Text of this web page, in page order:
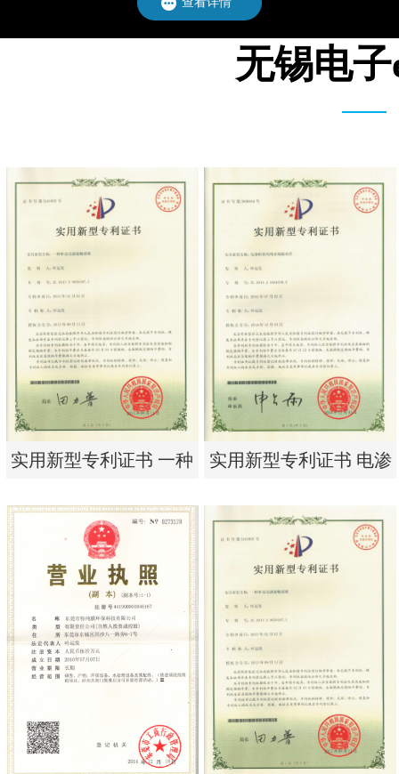
无锡电
实用新型专利证书 一种
实用新型专利证书 一种
单边过滤流畅基板
实用新型专利证书 电渗
实用新型专利证书 电渗
析器用纯水隔板组件